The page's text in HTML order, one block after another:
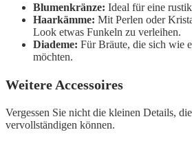
Blumenkränze: Ideal für eine
Haarkämme: Mit Perlen oder
Look etwas Funkeln zu verleihen.
Diademe: Für Bräute, die sich wie
möchten.
Weitere Accessoires
Vergessen Sie nicht die kleinen Details,
vervollständigen können.